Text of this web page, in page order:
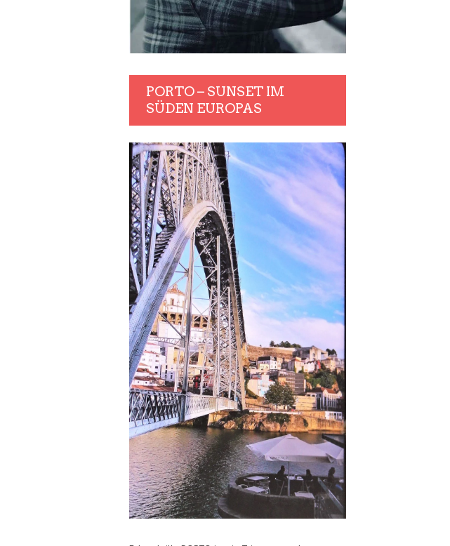
PORTO – SUNSET IM
SÜDEN EUROPAS